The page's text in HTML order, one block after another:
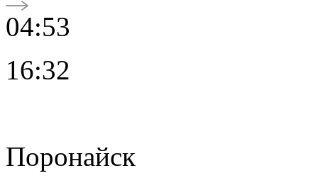
04:53
16:32
Поронайск